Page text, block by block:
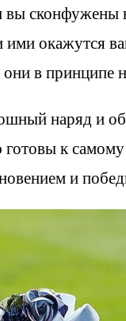
вы
окажутся
в принципе
наряд и
к
и